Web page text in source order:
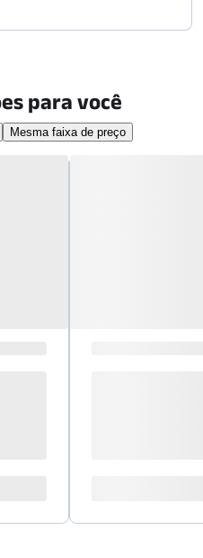
para você
Mesma faixa de preço